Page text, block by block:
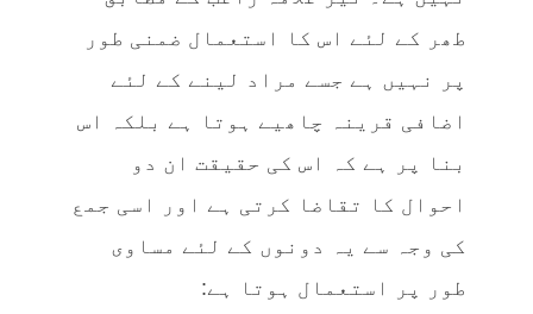
طھر کے لئے اس کا استعمال ضمنی طور
پر نہیں ہے جسے مراد لینے کے لئے
اضافی قرینہ چاھیے ہوتا ہے بلکہ اس
بنا پر ہے کہ اس کی حقیقت ان دو
احوال کا تقاضا کرتی ہے اور اسی جمع
کی وجہ سے یہ دونوں کے لئے مساوی
طور پر استعمال ہوتا ہے: